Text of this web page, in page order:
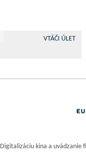
VTÁČI ÚLET
Digitalizáciu kina a uvádzanie